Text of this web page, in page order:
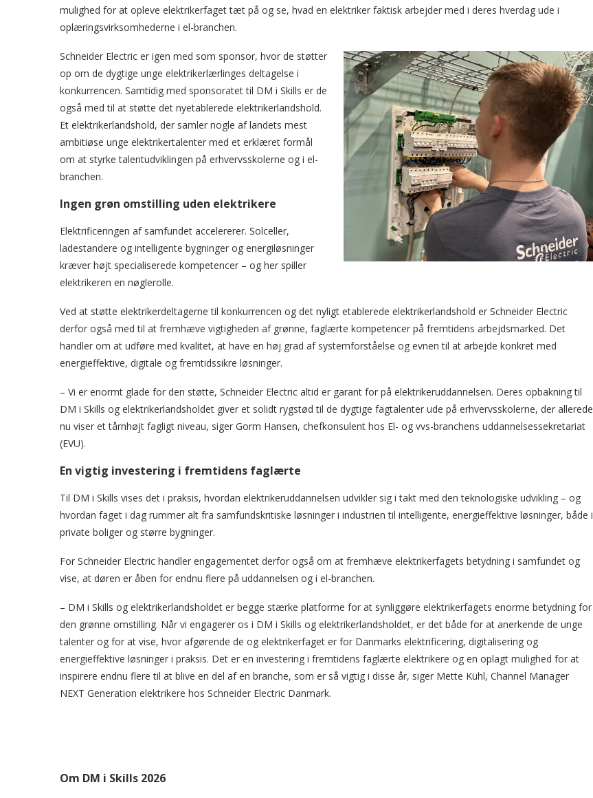
mulighed for at opleve elektrikerfaget tæt på og se, hvad en elektriker faktisk arbejder med i deres hverdag ude i
oplæringsvirksomhederne i el-branchen.
Schneider Electric er igen med som sponsor, hvor de støtter
op om de dygtige unge elektrikerlærlinges deltagelse i
konkurrencen. Samtidig med sponsoratet til DM i Skills er de
også med til at støtte det nyetablerede elektrikerlandshold.
Et elektrikerlandshold, der samler nogle af landets mest
ambitiøse unge elektrikertalenter med et erklæret formål
om at styrke talentudviklingen på erhvervsskolerne og i el-
branchen.
Ingen grøn omstilling uden elektrikere
Elektrificeringen af samfundet accelererer. Solceller,
ladestandere og intelligente bygninger og energiløsninger
kræver højt specialiserede kompetencer – og her spiller
elektrikeren en nøglerolle.
Ved at støtte elektrikerdeltagerne til konkurrencen og det nyligt etablerede elektrikerlandshold er Schneider Electric
derfor også med til at fremhæve vigtigheden af grønne, faglærte kompetencer på fremtidens arbejdsmarked. Det
handler om at udføre med kvalitet, at have en høj grad af systemforståelse og evnen til at arbejde konkret med
energieffektive, digitale og fremtidssikre løsninger.
– Vi er enormt glade for den støtte, Schneider Electric altid er garant for på elektrikeruddannelsen. Deres opbakning til
DM i Skills og elektrikerlandsholdet giver et solidt rygstød til de dygtige fagtalenter ude på erhvervsskolerne, der allerede
nu viser et tårnhøjt fagligt niveau, siger Gorm Hansen, chefkonsulent hos El- og vvs-branchens uddannelsessekretariat
(EVU).
En vigtig investering i fremtidens faglærte
Til DM i Skills vises det i praksis, hvordan elektrikeruddannelsen udvikler sig i takt med den teknologiske udvikling – og
hvordan faget i dag rummer alt fra samfundskritiske løsninger i industrien til intelligente, energieffektive løsninger, både i
private boliger og større bygninger.
For Schneider Electric handler engagementet derfor også om at fremhæve elektrikerfagets betydning i samfundet og
vise, at døren er åben for endnu flere på uddannelsen og i el-branchen.
– DM i Skills og elektrikerlandsholdet er begge stærke platforme for at synliggøre elektrikerfagets enorme betydning for
den grønne omstilling. Når vi engagerer os i DM i Skills og elektrikerlandsholdet, er det både for at anerkende de unge
talenter og for at vise, hvor afgørende de og elektrikerfaget er for Danmarks elektrificering, digitalisering og
energieffektive løsninger i praksis. Det er en investering i fremtidens faglærte elektrikere og en oplagt mulighed for at
inspirere endnu flere til at blive en del af en branche, som er så vigtig i disse år, siger Mette Kühl, Channel Manager
NEXT Generation elektrikere hos Schneider Electric Danmark.
Om DM i Skills 2026